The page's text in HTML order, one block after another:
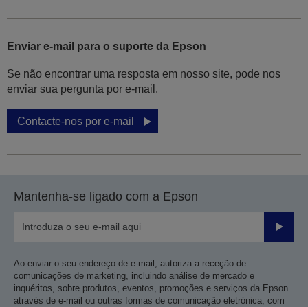
Enviar e-mail para o suporte da Epson
Se não encontrar uma resposta em nosso site, pode nos
enviar sua pergunta por e-mail.
Contacte-nos por e-mail
Mantenha-se ligado com a Epson
Enviar
Ao enviar o seu endereço de e-mail, autoriza a receção de
comunicações de marketing, incluindo análise de mercado e
inquéritos, sobre produtos, eventos, promoções e serviços da Epson
através de e-mail ou outras formas de comunicação eletrónica, com